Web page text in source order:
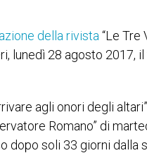
della rivista “Le Tre
lunedì 28 agosto 2017,
agli onori degli
Romano” di
dopo soli 33 giorni dalla